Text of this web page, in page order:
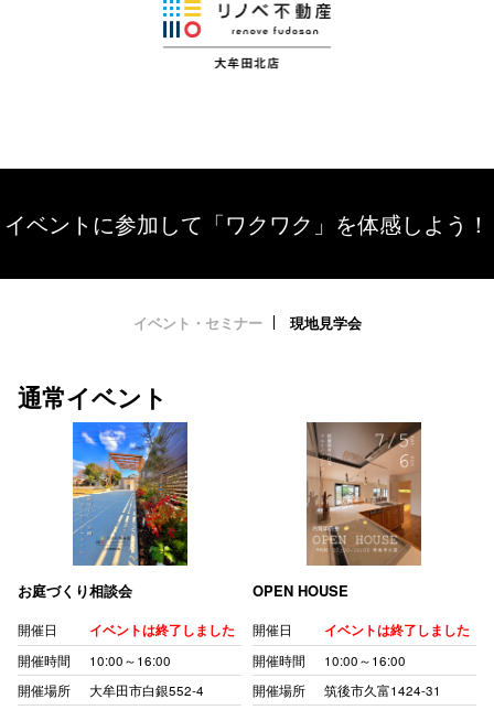
イベントに参加して「ワクワク」を体感しよう！
イベント・セミナー 現地見学会
通常イベント
お庭づくり相談会
開催日 イベントは終了しました
開催時間
10:00～16:00
開催場所
大牟田市白銀552-4
OPEN HOUSE
開催日 イベントは終了しました
開催時間
10:00～16:00
開催場所
筑後市久富1424-31